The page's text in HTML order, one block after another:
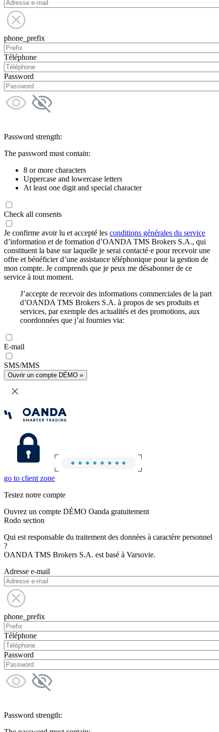
phone_prefix
Téléphone
Password
Password strength:
The password must contain:
8 or more characters
Uppercase and lowercase letters
At least one digit and special character
Check all consents
Je confirme avoir lu et accepté les conditions générales du service
d’information et de formation d’OANDA TMS Brokers S.A., qui
constituent la base sur laquelle je serai contacté·e pour recevoir une
offre et bénéficier d’une assistance téléphonique pour la gestion de
mon compte. Je comprends que je peux me désabonner de ce
service à tout moment.
J’accepte de recevoir des informations commerciales de la part
d’OANDA TMS Brokers S.A. à propos de ses produits et
services, par exemple des actualités et des promotions, aux
coordonnées que j’ai fournies via:
E-mail
SMS/MMS
Ouvrir un compte DÉMO »
go to client zone
Testez notre compte
Ouvrez un compte DÉMO Oanda gratuitement
Rodo section
Qui est responsable du traitement des données à caractère personnel
?
OANDA TMS Brokers S.A. est basé à Varsovie.
Adresse e-mail
phone_prefix
Téléphone
Password
Password strength: